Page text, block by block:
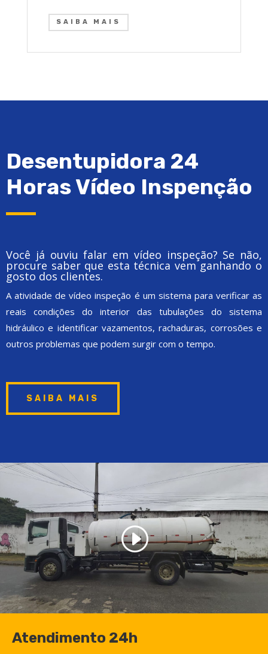
SAIBA MAIS
Desentupidora 24
Horas Vídeo Inspenção
Você já ouviu falar em vídeo inspeção? Se não,
procure saber que esta técnica vem ganhando o
gosto dos clientes.
A atividade de vídeo inspeção é um sistema para verificar as
reais condições do interior das tubulações do sistema
hidráulico e identificar vazamentos, rachaduras, corrosões e
outros problemas que podem surgir com o tempo.
SAIBA MAIS
Atendimento 24h